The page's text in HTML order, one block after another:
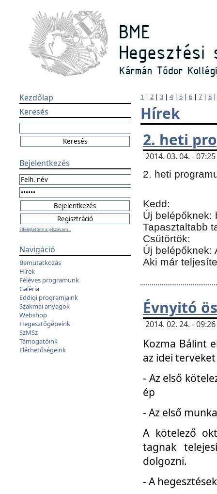
Kezdőlap
Keresés
Bejelentkezés
Elfelejtettem a jelszavam...
Navigáció
Bemutatkozás
Hírek
Féléves programunk
Galéria
Eddigi programjaink
Szakmai anyagok
Webshop
Hegesztőgépeink
SzMSz
Támogatóink
Elérhetőségeink
1 | 2 | 3 | 4| 5 | 6 | 7 | 8
Hírek
2. heti
2014. 03. 04. -
2. heti
Kedd:
Új belépőknek:
Tapasztaltabb
Csütörtök:
Új belépőknek:
Aki már
Évnyitó
2014. 02. 24. -
Kozma Bálint
az idei
- Az első
ép
- Az első
A kötelező
tagnak
dolgozni.
- A